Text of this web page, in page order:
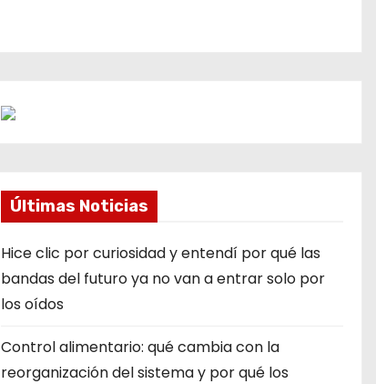
Últimas Noticias
Hice clic por curiosidad y entendí por qué las
bandas del futuro ya no van a entrar solo por
los oídos
Control alimentario: qué cambia con la
reorganización del sistema y por qué los